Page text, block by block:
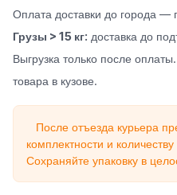
Оплата доставки до города —
Грузы > 15 кг: доставка до
Выгрузка только после
товара в кузове.
После отъезда курьера
комплектности и количеству
Сохраняйте упаковку в